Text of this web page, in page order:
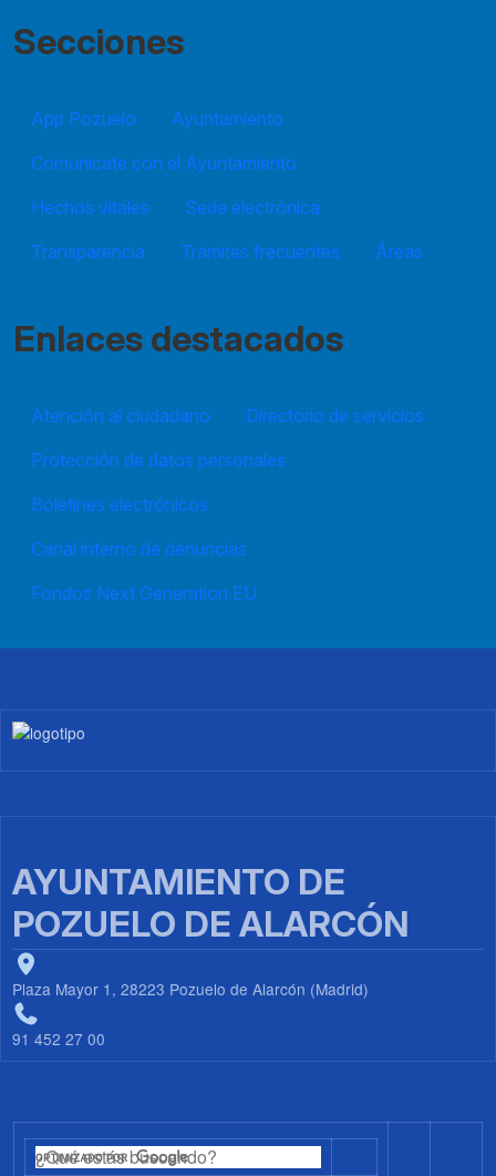
Secciones
App Pozuelo
Ayuntamiento
Comunícate con el Ayuntamiento
Hechos vitales
Sede electrónica
Transparencia
Trámites frecuentes Áreas
Enlaces destacados
Atención al ciudadano
Directorio de servicios
Protección de datos personales
Boletines electrónicos
Canal interno de denuncias
Fondos Next Generation EU
Imagen
AYUNTAMIENTO DE
POZUELO DE ALARCÓN
Plaza Mayor 1, 28223 Pozuelo de Alarcón (Madrid)
91 452 27 00